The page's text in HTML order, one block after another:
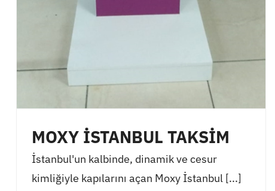
MOXY İSTANBUL TAKSİM
İstanbul'un kalbinde, dinamik ve cesur
kimliğiyle kapılarını açan Moxy İstanbul [...]